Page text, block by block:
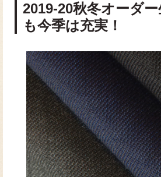
2019-20秋冬オーダ
も今季は充実！